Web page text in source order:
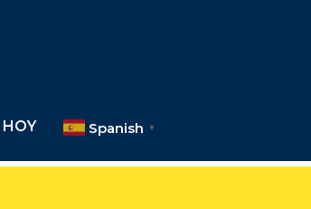
Spanish ▼